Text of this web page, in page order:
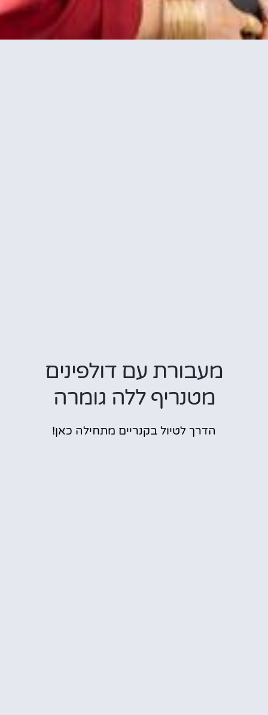
מעבורת עם דולפינים
מטנריף ללה גומרה
הדרך לטיול בקנריים מתחילה כאן!